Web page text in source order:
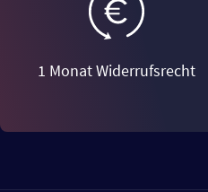
1 Monat Widerrufsrecht